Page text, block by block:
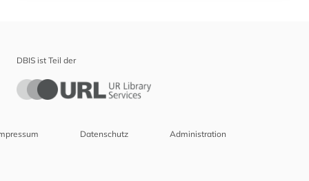
DBIS ist Teil der
Datenschutz Administration